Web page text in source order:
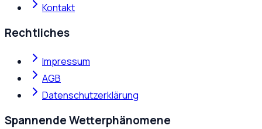
Kontakt
Rechtliches
Impressum
AGB
Datenschutzerklärung
Spannende Wetterphänomene